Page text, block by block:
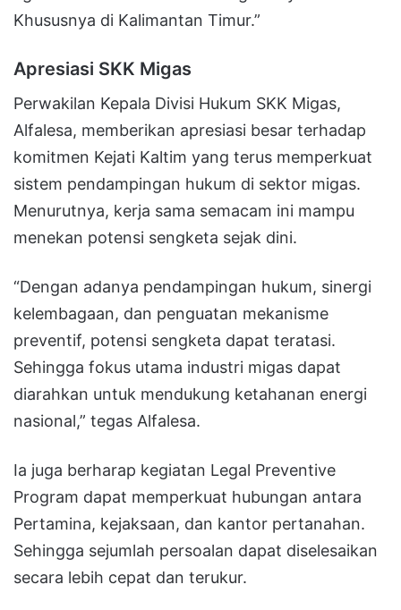
Khususnya di Kalimantan Timur.”
Apresiasi SKK Migas
Perwakilan Kepala Divisi Hukum SKK Migas,
Alfalesa, memberikan apresiasi besar terhadap
komitmen Kejati Kaltim yang terus memperkuat
sistem pendampingan hukum di sektor migas.
Menurutnya, kerja sama semacam ini mampu
menekan potensi sengketa sejak dini.
“Dengan adanya pendampingan hukum, sinergi
kelembagaan, dan penguatan mekanisme
preventif, potensi sengketa dapat teratasi.
Sehingga fokus utama industri migas dapat
diarahkan untuk mendukung ketahanan energi
nasional,” tegas Alfalesa.
Ia juga berharap kegiatan Legal Preventive
Program dapat memperkuat hubungan antara
Pertamina, kejaksaan, dan kantor pertanahan.
Sehingga sejumlah persoalan dapat diselesaikan
secara lebih cepat dan terukur.